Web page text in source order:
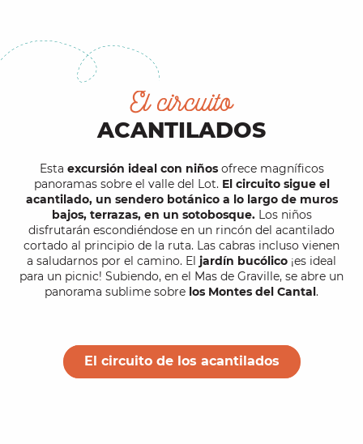
El circuito
ACANTILADOS
Esta excursión ideal con niñosofrece magníficos
panoramas sobre el valle del Lot. El circuito sigue el
acantilado, un sendero botánico a lo largo de muros
bajos, terrazas, en un sotobosque. Los niños
disfrutarán escondiéndose en un rincón del acantilado
cortado al principio de la ruta. Las cabras incluso vienen
a saludarnos por el camino. El jardín bucólico ¡es ideal
para un picnic! Subiendo, en el Mas de Graville, se abre un
panorama sublime sobre los Montes del Cantal.
El circuito de los acantilados